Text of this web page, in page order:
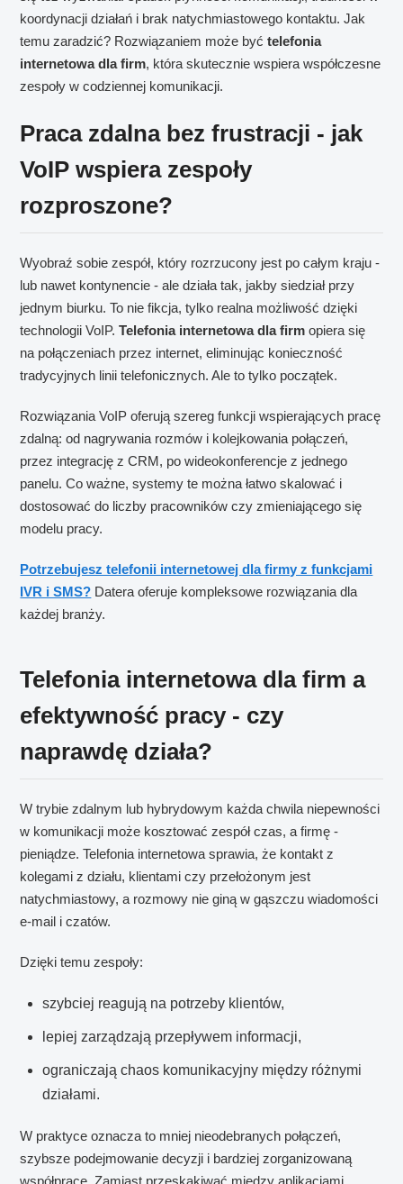
koordynacji działań i brak natychmiastowego kontaktu. Jak
temu zaradzić? Rozwiązaniem może byćtelefonia
internetowa dla firm, która skutecznie wspiera współczesne
zespoły w codziennej komunikacji.
Praca zdalna bez frustracji - jak
VoIP wspiera zespoły
rozproszone?
Wyobraź sobie zespół, który rozrzucony jest po całym kraju -
lub nawet kontynencie - ale działa tak, jakby siedział przy
jednym biurku. To nie fikcja, tylko realna możliwość dzięki
technologii VoIP.Telefonia internetowa dla firm opiera się
na połączeniach przez internet, eliminując konieczność
tradycyjnych linii telefonicznych. Ale to tylko początek.
Rozwiązania VoIP oferują szereg funkcji wspierających pracę
zdalną: od nagrywania rozmów i kolejkowania połączeń,
przez integrację z CRM, po wideokonferencje z jednego
panelu. Co ważne, systemy te można łatwo skalować i
dostosować do liczby pracowników czy zmieniającego się
modelu pracy.
Potrzebujesz telefonii internetowej dla firmy z funkcjami
IVR i SMS? Datera oferuje kompleksowe rozwiązania dla
każdej branży.
Telefonia internetowa dla firm a
efektywność pracy - czy
naprawdę działa?
W trybie zdalnym lub hybrydowym każda chwila niepewności
w komunikacji może kosztować zespół czas, a firmę -
pieniądze. Telefonia internetowa sprawia, że kontakt z
kolegami z działu, klientami czy przełożonym jest
natychmiastowy, a rozmowy nie giną w gąszczu wiadomości
e-mail i czatów.
Dzięki temu zespoły:
szybciej reagują na potrzeby klientów,
lepiej zarządzają przepływem informacji,
ograniczają chaos komunikacyjny między różnymi
działami.
W praktyce oznacza to mniej nieodebranych połączeń,
szybsze podejmowanie decyzji i bardziej zorganizowaną